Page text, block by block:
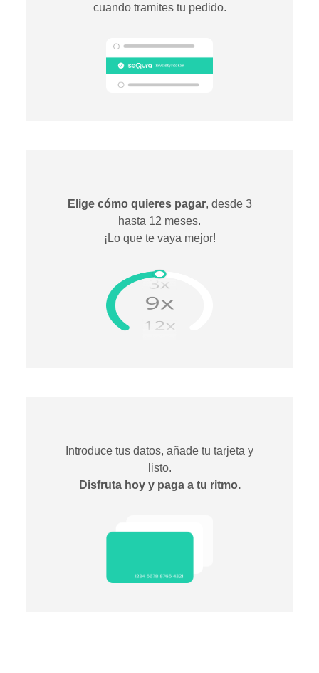
cuando tramites tu pedido.
Elige cómo quieres pagar, desde 3
hasta 12 meses.
¡Lo que te vaya mejor!
Introduce tus datos, añade tu tarjeta y
listo.
Disfruta hoy y paga a tu ritmo.